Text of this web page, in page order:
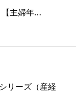
リーズ（産経
主婦年…